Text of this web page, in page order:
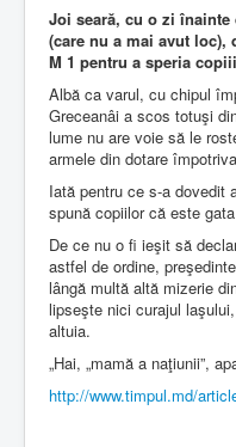
Joi seară, cu o zi
(care nu a mai avut loc),
M 1 pentru a speria
Albă ca varul, cu chipul
Greceanâi a scos totuşi
lume nu are voie să le
armele din dotare
Iată pentru ce s-a dovedit
spună copiilor că este
De ce nu o fi ieşit să
astfel de ordine,
lângă multă altă mizerie
lipseşte nici curajul
altuia.
„Hai, „mamă a naţiunii”,
http://www.timpul.md/